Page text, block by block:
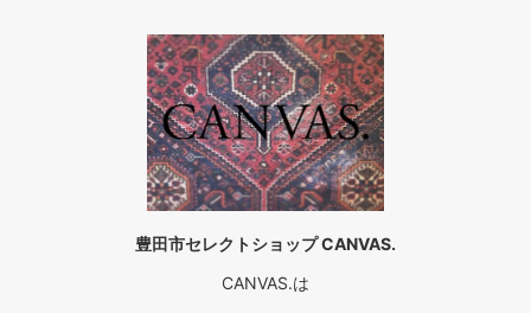
豊田市セレクトショップ CANVAS.
CANVAS.は